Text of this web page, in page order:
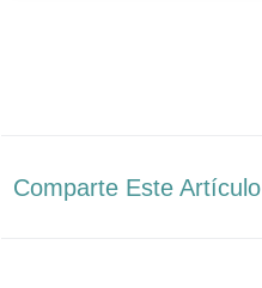
Comparte Este Artículo